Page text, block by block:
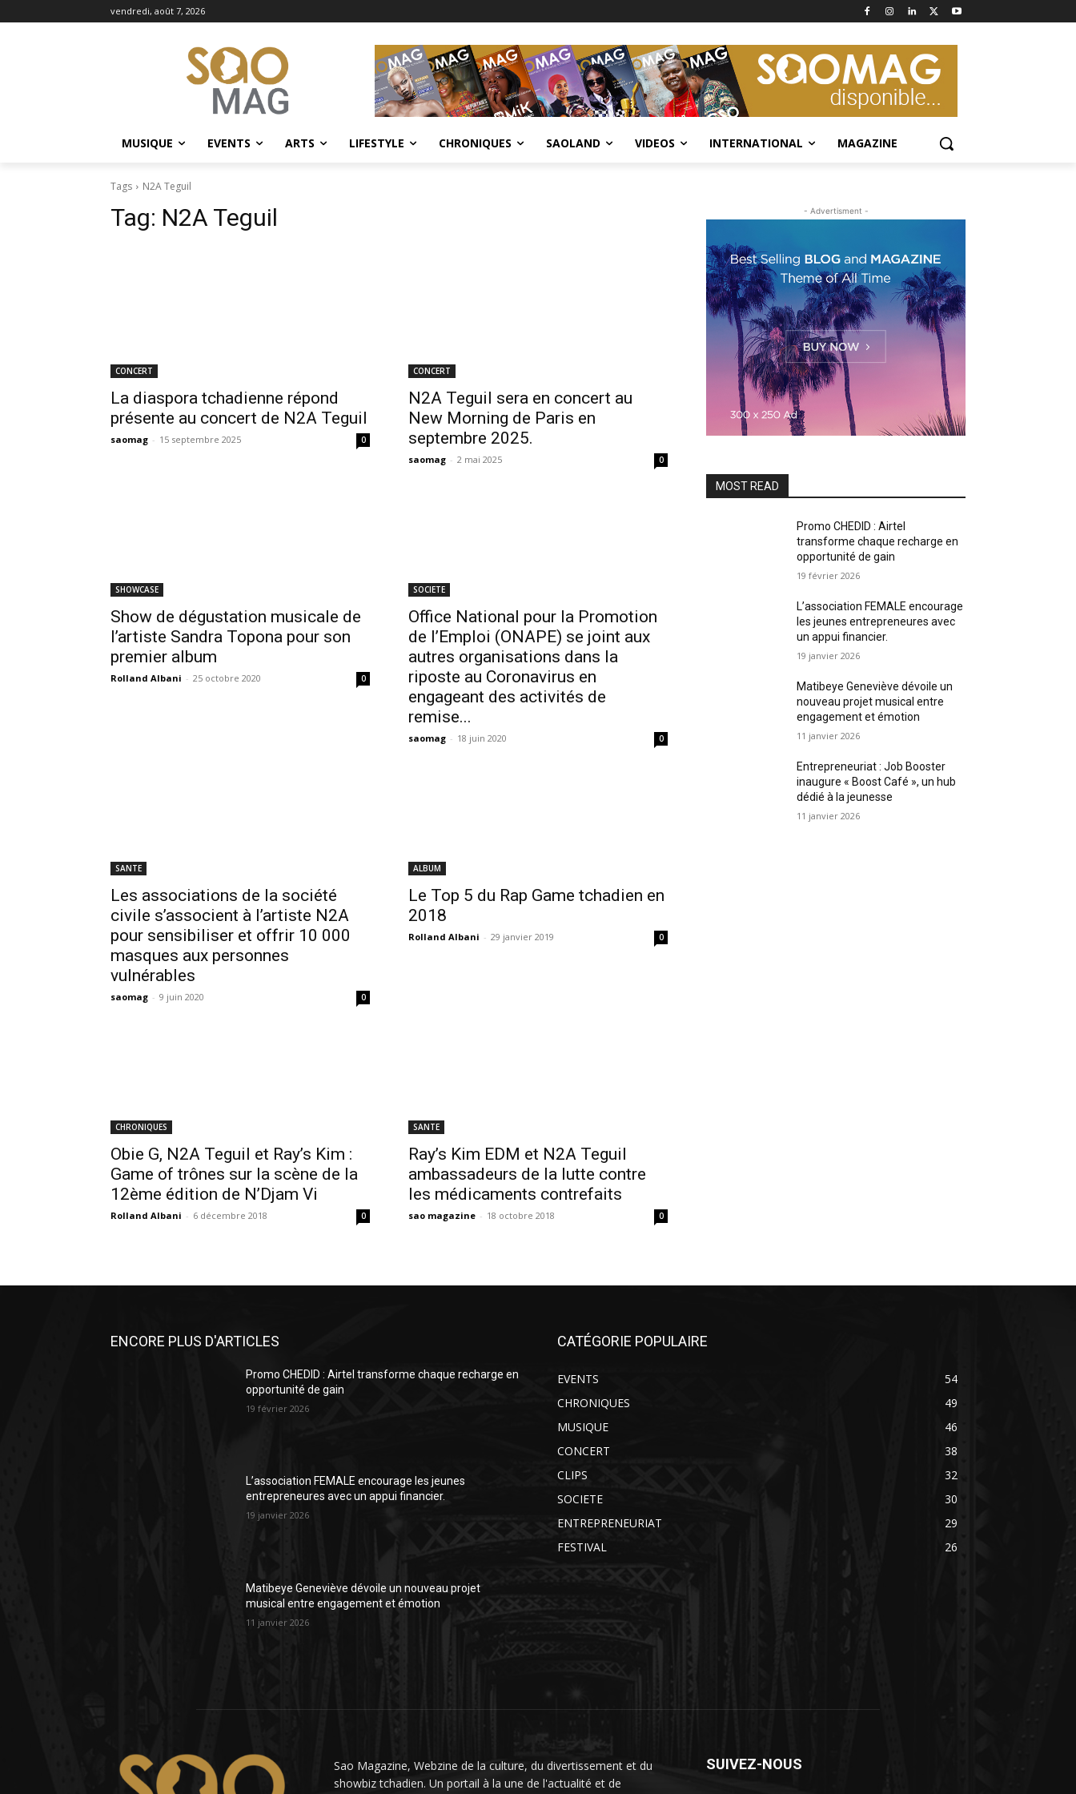
vendredi, août 7, 2026
MUSIQUE EVENTS ARTS LIFESTYLE CHRONIQUES SAOLAND VIDEOS INTERNATIONAL MAGAZINE
Tags N2A Teguil
Tag: N2A Teguil
CONCERT
La diaspora tchadienne répond
présente au concert de N2A Teguil
saomag - 15 septembre 2025 0
CONCERT
N2A Teguil sera en concert au
New Morning de Paris en
septembre 2025.
saomag - 2 mai 2025 0
SHOWCASE
Show de dégustation musicale de
l’artiste Sandra Topona pour son
premier album
Rolland Albani - 25 octobre 2020 0
SOCIETE
Office National pour la Promotion
de l’Emploi (ONAPE) se joint aux
autres organisations dans la
riposte au Coronavirus en
engageant des activités de
remise...
saomag - 18 juin 2020 0
SANTE
Les associations de la société
civile s’associent à l’artiste N2A
pour sensibiliser et offrir 10 000
masques aux personnes
vulnérables
saomag - 9 juin 2020 0
ALBUM
Le Top 5 du Rap Game tchadien en
2018
Rolland Albani - 29 janvier 2019 0
CHRONIQUES
Obie G, N2A Teguil et Ray’s Kim :
Game of trônes sur la scène de la
12ème édition de N’Djam Vi
Rolland Albani - 6 décembre 2018 0
SANTE
Ray’s Kim EDM et N2A Teguil
ambassadeurs de la lutte contre
les médicaments contrefaits
sao magazine - 18 octobre 2018 0
- Advertisment -
MOST READ
Promo CHEDID : Airtel
transforme chaque recharge en
opportunité de gain
19 février 2026
L’association FEMALE encourage
les jeunes entrepreneures avec
un appui financier.
19 janvier 2026
Matibeye Geneviève dévoile un
nouveau projet musical entre
engagement et émotion
11 janvier 2026
Entrepreneuriat : Job Booster
inaugure « Boost Café », un hub
dédié à la jeunesse
11 janvier 2026
ENCORE PLUS D'ARTICLES
Promo CHEDID : Airtel transforme chaque recharge en
opportunité de gain
19 février 2026
L’association FEMALE encourage les jeunes
entrepreneures avec un appui financier.
19 janvier 2026
Matibeye Geneviève dévoile un nouveau projet
musical entre engagement et émotion
11 janvier 2026
CATÉGORIE POPULAIRE
EVENTS
54
CHRONIQUES
49
MUSIQUE
46
CONCERT
38
CLIPS
32
SOCIETE
30
ENTREPRENEURIAT
29
FESTIVAL
26
Sao Magazine, Webzine de la culture, du divertissement et du
showbiz tchadien. Un portail à la une de l'actualité et de
SUIVEZ-NOUS